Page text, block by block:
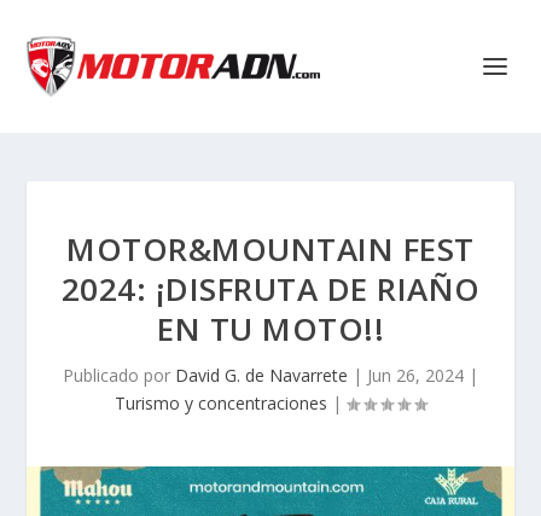
MOTOR&MOUNTAIN FEST
2024: ¡DISFRUTA DE RIAÑO
EN TU MOTO!!
Publicado por David G. de Navarrete | Jun 26, 2024 |
Turismo y concentraciones |